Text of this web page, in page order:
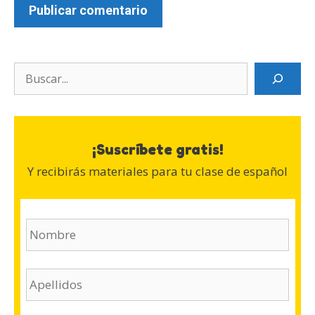
Search
¡Suscríbete gratis!
Y recibirás materiales para tu clase de español
N
o
m
A
p
e